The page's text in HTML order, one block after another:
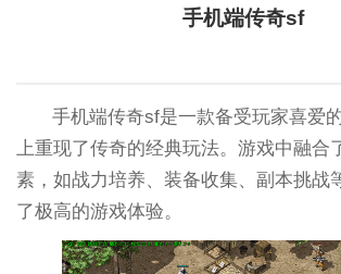
手机端传奇sf
手机端传奇sf是一款备受玩家喜爱
上重现了传奇的经典玩法。游戏中融合
素，如战力培养、装备收集、副本挑战
了极高的游戏体验。